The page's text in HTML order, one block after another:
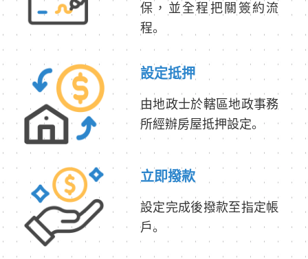
保，並全程把關簽約流
程。
設定抵押
由地政士於轄區地政事務
所經辦房屋抵押設定。
立即撥款
設定完成後撥款至指定帳
戶。